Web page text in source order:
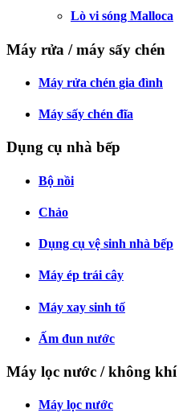
Lò vi sóng Malloca
Máy rửa / máy sấy chén
Máy rửa chén gia đình
Máy sấy chén đĩa
Dụng cụ nhà bếp
Bộ nồi
Chảo
Dụng cụ vệ sinh nhà bếp
Máy ép trái cây
Máy xay sinh tố
Ấm đun nước
Máy lọc nước / không khí
Máy lọc nước